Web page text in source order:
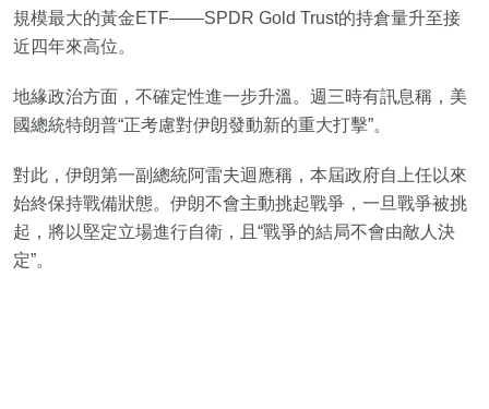
規模最大的黃金ETF——SPDR Gold Trust的持倉量升至接
近四年來高位。
地緣政治方面，不確定性進一步升溫。週三時有訊息稱，美
國總統特朗普“正考慮對伊朗發動新的重大打擊”。
對此，伊朗第一副總統阿雷夫迴應稱，本屆政府自上任以來
始終保持戰備狀態。伊朗不會主動挑起戰爭，一旦戰爭被挑
起，將以堅定立場進行自衛，且“戰爭的結局不會由敵人決
定”。